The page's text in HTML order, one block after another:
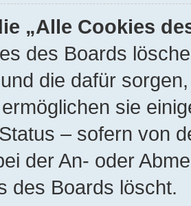
„Alle Cookies
des Boards
die dafür
sie
– sofern von
der An- oder
des Boards löscht.